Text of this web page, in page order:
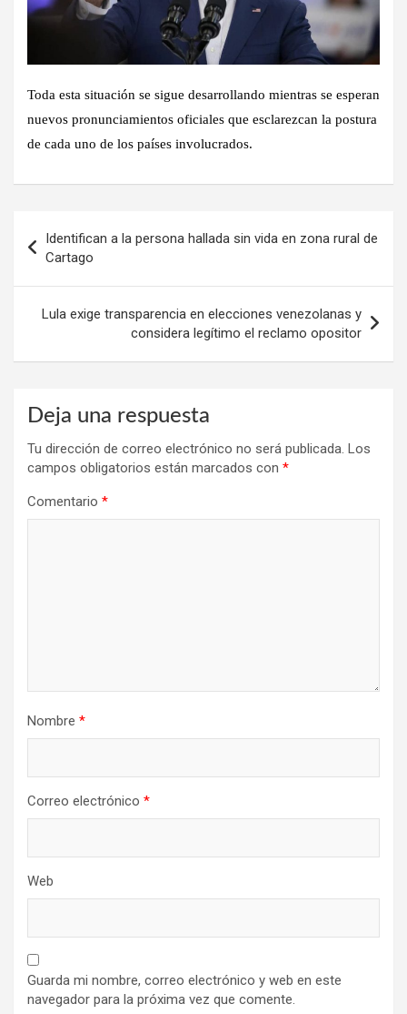
Toda esta situación se sigue desarrollando mientras se esperan
nuevos pronunciamientos oficiales que esclarezcan la postura
de cada uno de los países involucrados.
de
entradas
Identifican a la persona hallada sin vida en zona rural de
Cartago
Lula exige transparencia en elecciones venezolanas y
considera legítimo el reclamo opositor
Deja una respuesta
Tu dirección de correo electrónico no será publicada. Los
campos obligatorios están marcados con *
Comentario *
Nombre *
Correo electrónico *
Web
Guarda mi nombre, correo electrónico y web en este
navegador para la próxima vez que comente.